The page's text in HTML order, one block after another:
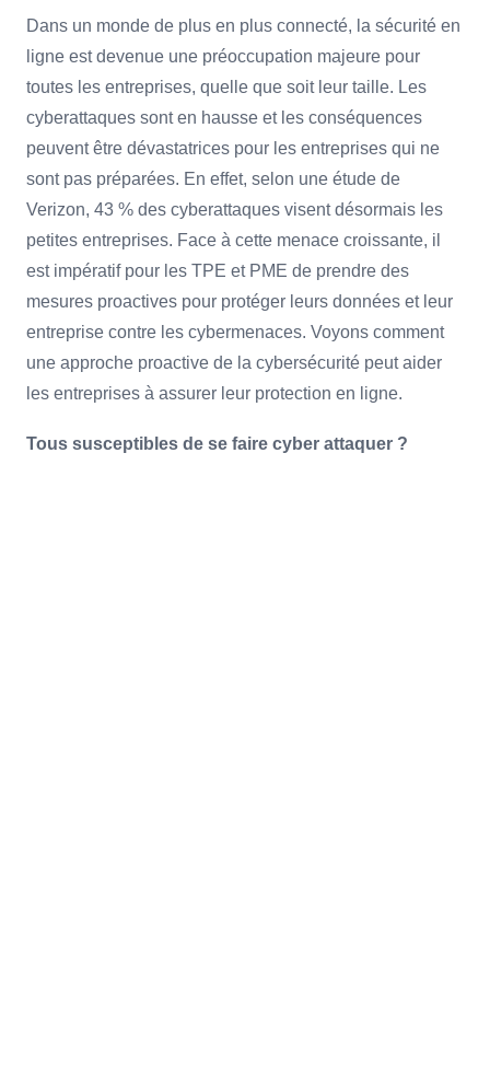
Dans un monde de plus en plus connecté, la sécurité en
ligne est devenue une préoccupation majeure pour
toutes les entreprises, quelle que soit leur taille. Les
cyberattaques sont en hausse et les conséquences
peuvent être dévastatrices pour les entreprises qui ne
sont pas préparées. En effet, selon une étude de
Verizon, 43 % des cyberattaques visent désormais les
petites entreprises. Face à cette menace croissante, il
est impératif pour les TPE et PME de prendre des
mesures proactives pour protéger leurs données et leur
entreprise contre les cybermenaces. Voyons comment
une approche proactive de la cybersécurité peut aider
les entreprises à assurer leur protection en ligne.
Tous susceptibles de se faire cyber attaquer ?